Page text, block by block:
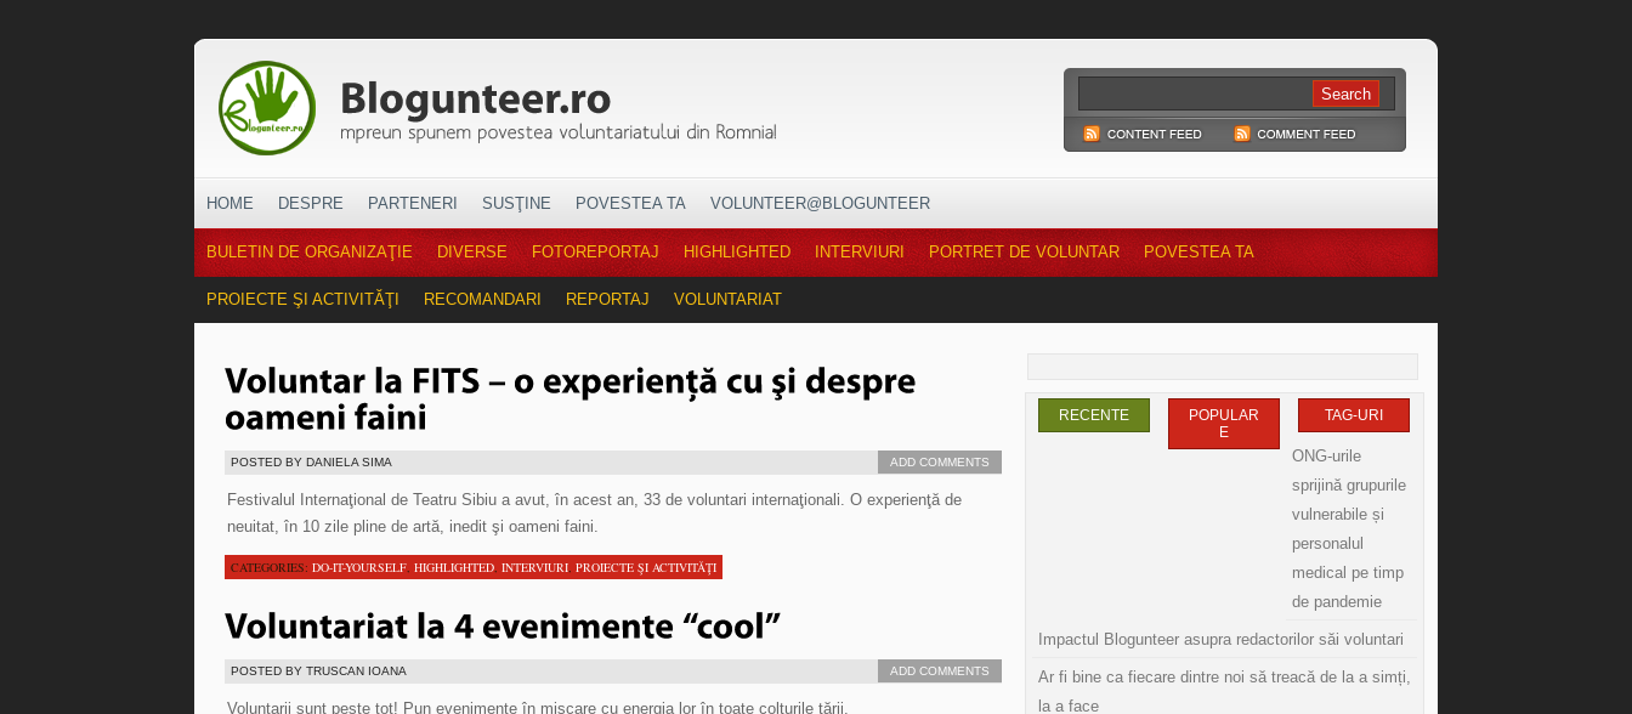
HOME DESPRE PARTENERI SUSŢINE POVESTEA TA VOLUNTEER@BLOGUNTEER
BULETIN DE ORGANIZAŢIE DIVERSE FOTOREPORTAJ HIGHLIGHTED INTERVIURI PORTRET DE VOLUNTAR POVESTEA TA
PROIECTE ŞI ACTIVITĂŢI RECOMANDARI REPORTAJ VOLUNTARIAT
POSTED BY DANIELA SIMA ADD COMMENTS
Festivalul Internaţional de Teatru Sibiu a avut, în acest an, 33 de voluntari internaţionali. O experienţă de
neuitat, în 10 zile pline de artă, inedit şi oameni faini.
CATEGORIES: DO-IT-YOURSELF, HIGHLIGHTED, INTERVIURI, PROIECTE ŞI ACTIVITĂŢI
POSTED BY TRUSCAN IOANA ADD COMMENTS
Voluntarii sunt peste tot! Pun evenimente în mişcare cu energia lor în toate colţurile ţării.
RECENTE
POPULAR
E
TAG-URI
ONG-urile
sprijină grupurile
vulnerabile și
personalul
medical pe timp
de pandemie
Impactul Blogunteer asupra redactorilor săi voluntari
Ar fi bine ca fiecare dintre noi să treacă de la a simți,
la a face